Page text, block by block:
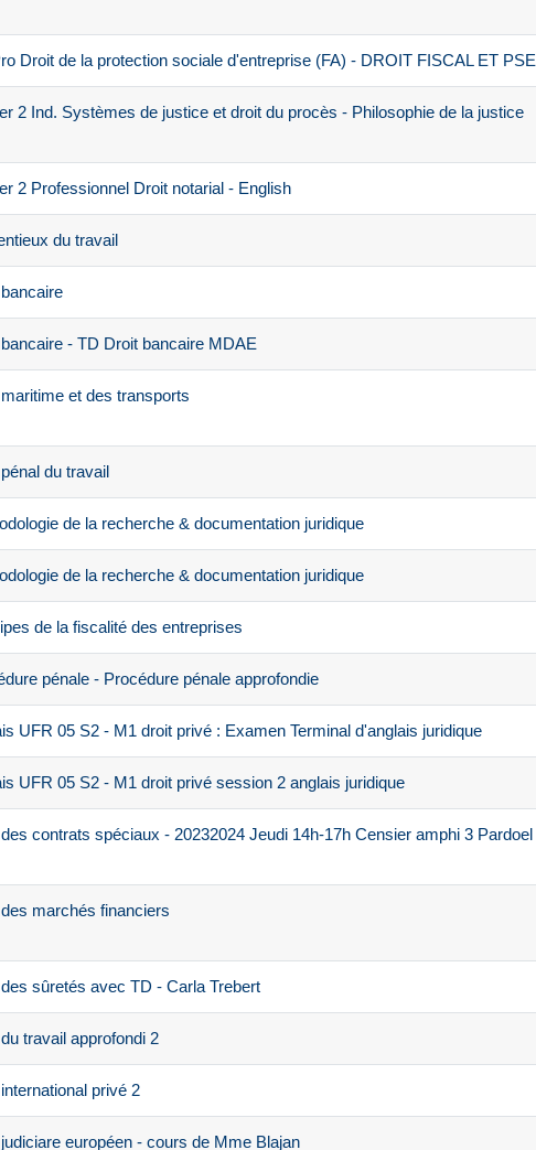
Droit de la protection sociale d'entreprise (FA) - DROIT FISCAL ET PSE
2 Ind. Systèmes de justice et droit du procès - Philosophie de la justice
2 Professionnel Droit notarial - English
du travail
- TD Droit bancaire MDAE
et des transports
du travail
de la recherche & documentation juridique
de la recherche & documentation juridique
de la fiscalité des entreprises
pénale - Procédure pénale approfondie
UFR 05 S2 - M1 droit privé : Examen Terminal d'anglais juridique
UFR 05 S2 - M1 droit privé session 2 anglais juridique
contrats spéciaux - 20232024 Jeudi 14h-17h Censier amphi 3 Pardoel
marchés financiers
sûretés avec TD - Carla Trebert
travail approfondi 2
privé 2
européen - cours de Mme Blajan